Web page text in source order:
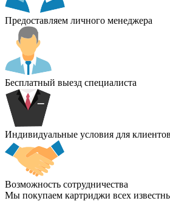
Предоставляем личного менеджера
Бесплатный выезд специалиста
Индивидуальные условия для клиентов
Возможность сотрудничества
Мы покупаем картриджи всех